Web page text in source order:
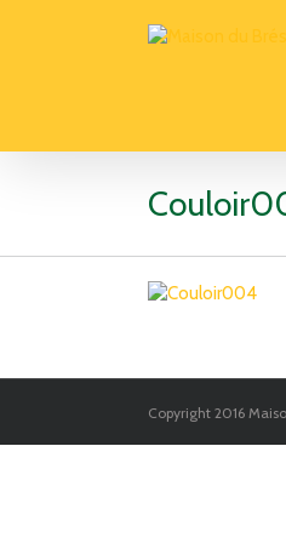
Copyright 2016